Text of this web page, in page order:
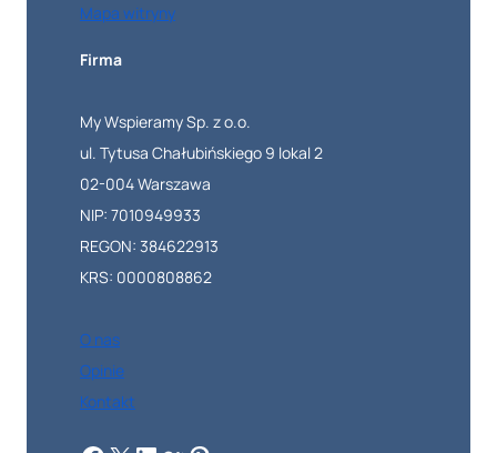
Mapa witryny
Firma
My Wspieramy Sp. z o.o.
ul. Tytusa Chałubińskiego 9 lokal 2
02-004 Warszawa
NIP: 7010949933
REGON: 384622913
KRS: 0000808862
O nas
Opinie
Kontakt